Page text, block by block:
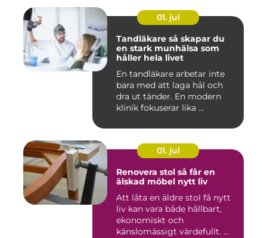
01. jul
Tandläkare så skapar du
en stark munhälsa som
håller hela livet
En tandläkare arbetar inte
bara med att laga hål och
dra ut tänder. En modern
klinik fokuserar lika ...
01. jul
Renovera stol så får en
älskad möbel nytt liv
Att låta en äldre stol få nytt
liv kan vara både hållbart,
ekonomiskt och
känslomässigt värdefullt. ...